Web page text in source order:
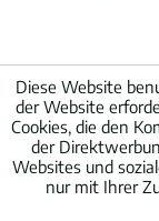
Diese Website
der Website
Cookies, die den
der
Websites und
nur mit Ihrer